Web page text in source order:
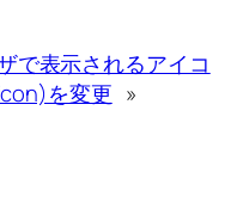
で表示されるアイコ
を変更 »